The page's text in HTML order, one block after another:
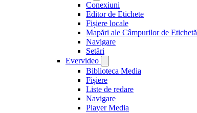
Conexiuni
Editor de Etichete
Fișiere locale
Mapări ale Câmpurilor de Etichetă
Navigare
Setări
Evervideo
Biblioteca Media
Fișiere
Liste de redare
Navigare
Player Media